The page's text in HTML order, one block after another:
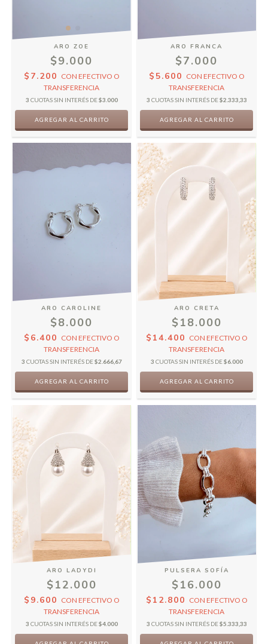
ARO ZOE
$9.000
$7.200 CON EFECTIVO O
TRANSFERENCIA
3 CUOTAS SIN INTERÉS DE$3.000
ARO FRANCA
$7.000
$5.600 CON EFECTIVO O
TRANSFERENCIA
3 CUOTAS SIN INTERÉS DE$2.333,33
ARO CAROLINE
$8.000
$6.400 CON EFECTIVO O
TRANSFERENCIA
3 CUOTAS SIN INTERÉS DE$2.666,67
ARO CRETA
$18.000
$14.400 CON EFECTIVO O
TRANSFERENCIA
3 CUOTAS SIN INTERÉS DE$6.000
ARO LADYDI
$12.000
$9.600 CON EFECTIVO O
TRANSFERENCIA
3 CUOTAS SIN INTERÉS DE$4.000
PULSERA SOFÍA
$16.000
$12.800 CON EFECTIVO O
TRANSFERENCIA
3 CUOTAS SIN INTERÉS DE$5.333,33